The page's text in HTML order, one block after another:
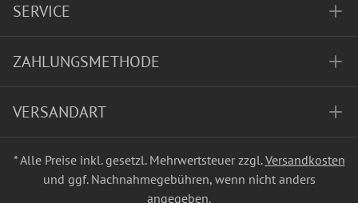
SERVICE
ZAHLUNGSMETHODE
VERSANDART
* Alle Preise inkl. gesetzl. Mehrwertsteuer zzgl.Versandkosten
und ggf. Nachnahmegebühren, wenn nicht anders
angegeben.